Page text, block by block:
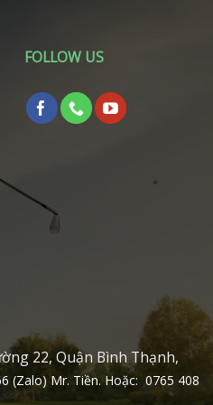
FOLLOW US
22, Quận Bình Thạnh,
(Zalo) Mr. Tiền.Hoặc: 0765 408